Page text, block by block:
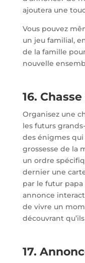
ajoutera une
Vous pouvez
un jeu familial,
de la famille
nouvelle
16.
Organisez une
les futurs
des énigmes
grossesse de la
un ordre
dernier une
par le futur
annonce
de vivre un
découvrant
17.